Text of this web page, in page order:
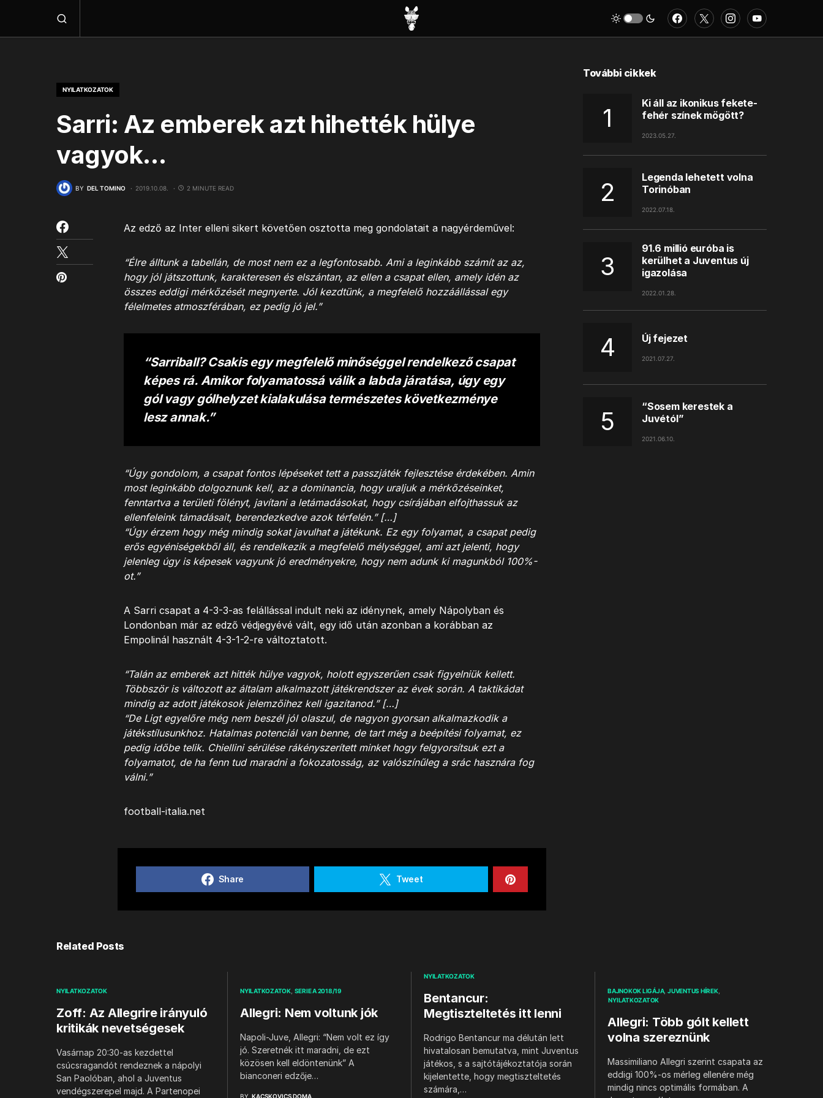
NYILATKOZATOK
Sarri: Az emberek azt hihették hülye
vagyok…
BY DEL TOMINO 2019.10.08. 2 MINUTE READ
Az edző az Inter elleni sikert követően osztotta meg gondolatait a nagyérdeművel:
“Élre álltunk a tabellán, de most nem ez a legfontosabb. Ami a leginkább számít az az,
hogy jól játszottunk, karakteresen és elszántan, az ellen a csapat ellen, amely idén az
összes eddigi mérkőzését megnyerte. Jól kezdtünk, a megfelelő hozzáállással egy
félelmetes atmoszférában, ez pedig jó jel.”
“Sarriball? Csakis egy megfelelő minőséggel rendelkező csapat
képes rá. Amikor folyamatossá válik a labda járatása, úgy egy
gól vagy gólhelyzet kialakulása természetes következménye
lesz annak.”
“Úgy gondolom, a csapat fontos lépéseket tett a passzjáték fejlesztése érdekében. Amin
most leginkább dolgoznunk kell, az a dominancia, hogy uraljuk a mérkőzéseinket,
fenntartva a területi fölényt, javítani a letámadásokat, hogy csírájában elfojthassuk az
ellenfeleink támadásait, berendezkedve azok térfelén.” […]
“Úgy érzem hogy még mindig sokat javulhat a játékunk. Ez egy folyamat, a csapat pedig
erős egyéniségekből áll, és rendelkezik a megfelelő mélységgel, ami azt jelenti, hogy
jelenleg úgy is képesek vagyunk jó eredményekre, hogy nem adunk ki magunkból 100%-
ot.”
A Sarri csapat a 4-3-3-as felállással indult neki az idénynek, amely Nápolyban és
Londonban már az edző védjegyévé vált, egy idő után azonban a korábban az
Empolinál használt 4-3-1-2-re változtatott.
“Talán az emberek azt hitték hülye vagyok, holott egyszerűen csak figyelniük kellett.
Többször is változott az általam alkalmazott játékrendszer az évek során. A taktikádat
mindig az adott játékosok jelemzőihez kell igazítanod.” […]
“De Ligt egyelőre még nem beszél jól olaszul, de nagyon gyorsan alkalmazkodik a
játékstílusunkhoz. Hatalmas potenciál van benne, de tart még a beépítési folyamat, ez
pedig időbe telik. Chiellini sérülése rákényszerített minket hogy felgyorsítsuk ezt a
folyamatot, de ha fenn tud maradni a fokozatosság, az valószínűleg a srác hasznára fog
válni.”
football-italia.net
Share Tweet
További cikkek
Ki áll az ikonikus fekete-
fehér színek mögött?
2023.05.27.
Legenda lehetett volna
Torinóban
2022.07.18.
91.6 millió euróba is
kerülhet a Juventus új
igazolása
2022.01.28.
Új fejezet
2021.07.27.
“Sosem kerestek a
Juvétól”
2021.06.10.
Related Posts
NYILATKOZATOK
Zoff: Az Allegrire irányuló
kritikák nevetségesek
Vasárnap 20:30-as kezdettel
csúcsragandót rendeznek a nápolyi
San Paolóban, ahol a Juventus
vendégszerepel majd. A Partenopei
NYILATKOZATOK SERIE A 2018/19
Allegri: Nem voltunk jók
Napoli-Juve, Allegri: “Nem volt ez így
jó. Szeretnék itt maradni, de ezt
közösen kell eldöntenünk” A
bianconeri edzője…
BY KACSKOVICS DOMA
NYILATKOZATOK
Bentancur:
Megtiszteltetés itt lenni
Rodrigo Bentancur ma délután lett
hivatalosan bemutatva, mint Juventus
játékos, s a sajtótájékoztatója során
kijelentette, hogy megtiszteltetés
számára,…
BAJNOKOK LIGÁJA JUVENTUS HÍREK
NYILATKOZATOK
Allegri: Több gólt kellett
volna szereznünk
Massimiliano Allegri szerint csapata az
eddigi 100%-os mérleg ellenére még
mindig nincs optimális formában. A